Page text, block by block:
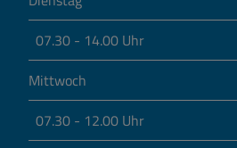
07.30 - 14.00 Uhr
Mittwoch
07.30 - 12.00 Uhr